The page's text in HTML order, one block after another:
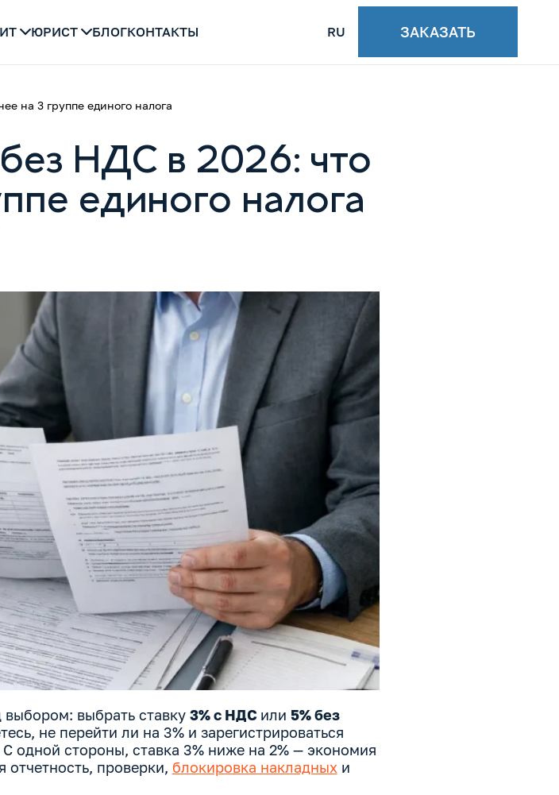
ЮРИСТ БЛОГКОНТАКТЫ RU ЗАКАЗАТЬ
на 3 группе единого налога
НДС в 2026: что
единого налога
выбором: выбрать ставку 3% с НДС или 5% без
не перейти ли на 3% и зарегистрироваться
одной стороны, ставка 3% ниже на 2% — экономия
проверки, блокировка накладных и